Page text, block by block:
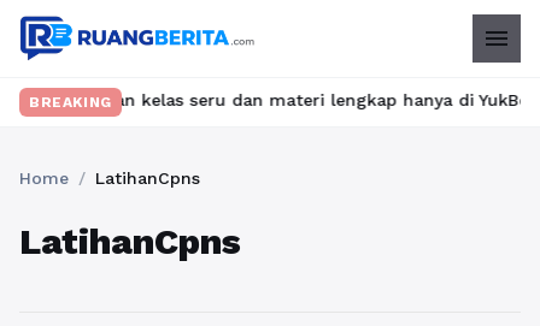
menu
BREAKINGkelas seru dan materi lengkap hanya di
Home / LatihanCpns
LatihanCpns